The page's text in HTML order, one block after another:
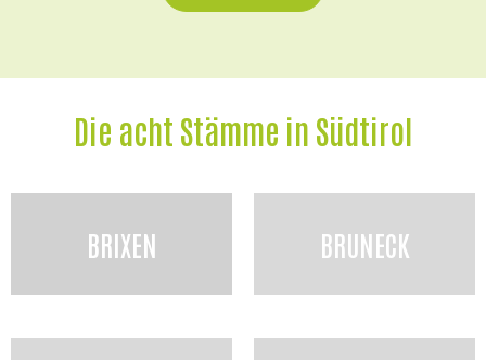
Die acht Stämme in Südtirol
BRIXEN BRUNECK